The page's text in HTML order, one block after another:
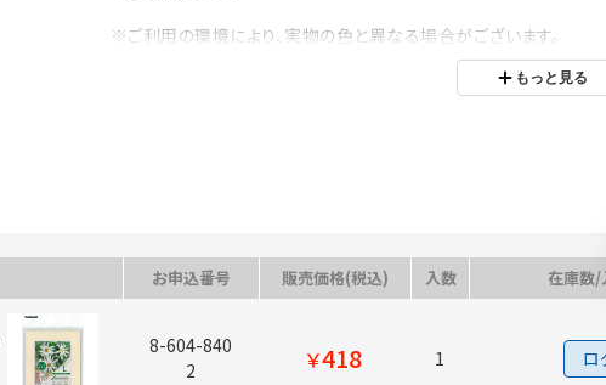
※ご利用の環境により、実物の色と異なる場合がございます。
もっと見る
お申込番号 販売価格(税込) 入数 在庫数/
8-604-840
2
￥418 1 ロ